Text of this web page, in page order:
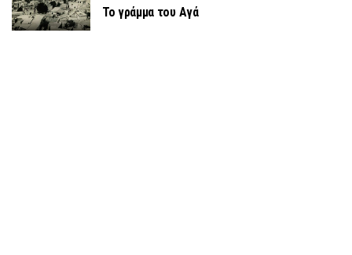
Το γράμμα του Αγά